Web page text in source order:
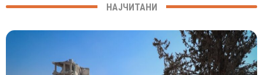
НАЈЧИТАНИ